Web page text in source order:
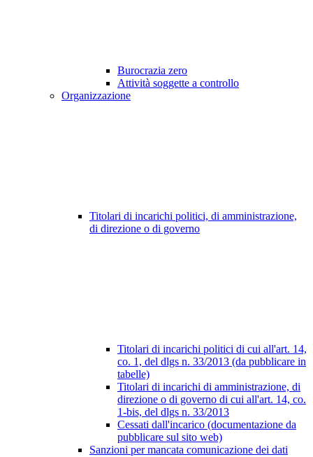
Burocrazia zero
Attività soggette a controllo
Organizzazione
Titolari di incarichi politici, di amministrazione,
di direzione o di governo
Titolari di incarichi politici di cui all'art. 14,
co. 1, del dlgs n. 33/2013 (da pubblicare in
tabelle)
Titolari di incarichi di amministrazione, di
direzione o di governo di cui all'art. 14, co.
1-bis, del dlgs n. 33/2013
Cessati dall'incarico (documentazione da
pubblicare sul sito web)
Sanzioni per mancata comunicazione dei dati